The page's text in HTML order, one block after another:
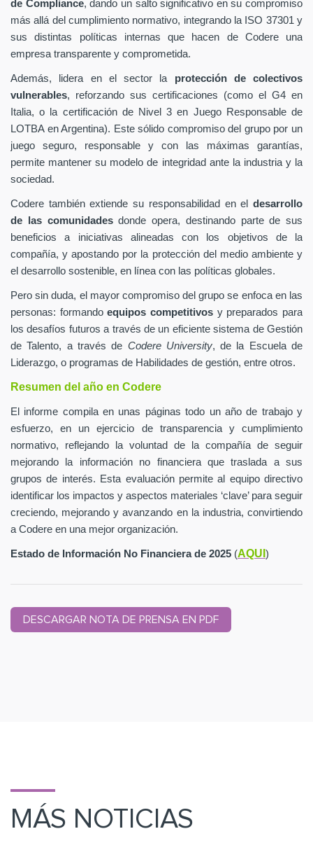
de Compliance, dando un salto significativo en su compromiso
más allá del cumplimiento normativo, integrando la ISO 37301 y
sus distintas políticas internas que hacen de Codere una
empresa transparente y comprometida.
Además, lidera en el sector la protección de colectivos
vulnerables, reforzando sus certificaciones (como el G4 en
Italia, o la certificación de Nivel 3 en Juego Responsable de
LOTBA en Argentina). Este sólido compromiso del grupo por un
juego seguro, responsable y con las máximas garantías,
permite mantener su modelo de integridad ante la industria y la
sociedad.
Codere también extiende su responsabilidad en el desarrollo
de las comunidadesdonde opera, destinando parte de sus
beneficios a iniciativas alineadas con los objetivos de la
compañía, y apostando por la protección del medio ambiente y
el desarrollo sostenible, en línea con las políticas globales.
Pero sin duda, el mayor compromiso del grupo se enfoca en las
personas: formandoequipos competitivos y preparados para
los desafíos futuros a través de un eficiente sistema de Gestión
de Talento, a través de Codere University, de la Escuela de
Liderazgo, o programas de Habilidades de gestión, entre otros.
Resumen del año en Codere
El informe compila en unas páginas todo un año de trabajo y
esfuerzo, en un ejercicio de transparencia y cumplimiento
normativo, reflejando la voluntad de la compañía de seguir
mejorando la información no financiera que traslada a sus
grupos de interés. Esta evaluación permite al equipo directivo
identificar los impactos y aspectos materiales ‘clave’ para seguir
creciendo, mejorando y avanzando en la industria, convirtiendo
a Codere en una mejor organización.
Estado de Información No Financiera de 2025 (AQUI )
DESCARGAR NOTA DE PRENSA EN PDF
MÁS NOTICIAS